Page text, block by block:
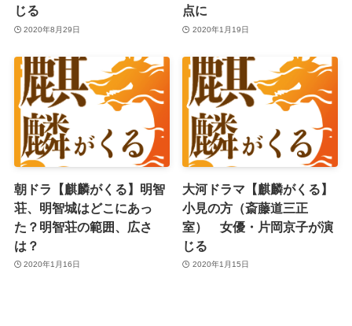
じる
2020年8月29日
点に
2020年1月19日
朝ドラ【麒麟がくる】明智
荘、明智城はどこにあっ
た？明智荘の範囲、広さ
は？
2020年1月16日
大河ドラマ【麒麟がくる】
小見の方（斎藤道三正
室） 女優・片岡京子が演
じる
2020年1月15日